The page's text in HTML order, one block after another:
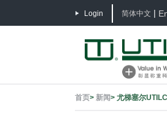
Login 简体中文 |
首页> 新闻> 尤梯塞尔